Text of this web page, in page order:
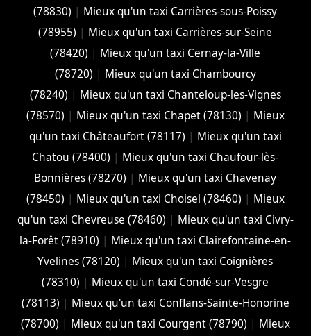
(78830) | Mieux qu'un taxi Carrières-sous-Poissy
(78955) | Mieux qu'un taxi Carrières-sur-Seine
(78420) | Mieux qu'un taxi Cernay-la-Ville
(78720) | Mieux qu'un taxi Chambourcy
(78240) | Mieux qu'un taxi Chanteloup-les-Vignes
(78570) | Mieux qu'un taxi Chapet (78130) | Mieux
qu'un taxi Châteaufort (78117) | Mieux qu'un taxi
Chatou (78400) | Mieux qu'un taxi Chaufour-lès-
Bonnières (78270) | Mieux qu'un taxi Chavenay
(78450) | Mieux qu'un taxi Choisel (78460) | Mieux
qu'un taxi Chevreuse (78460) | Mieux qu'un taxi Civry-
la-Forêt (78910) | Mieux qu'un taxi Clairefontaine-en-
Yvelines (78120) | Mieux qu'un taxi Coignières
(78310) | Mieux qu'un taxi Condé-sur-Vesgre
(78113) | Mieux qu'un taxi Conflans-Sainte-Honorine
(78700) | Mieux qu'un taxi Courgent (78790) | Mieux